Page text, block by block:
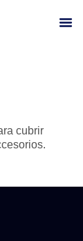
cubrir